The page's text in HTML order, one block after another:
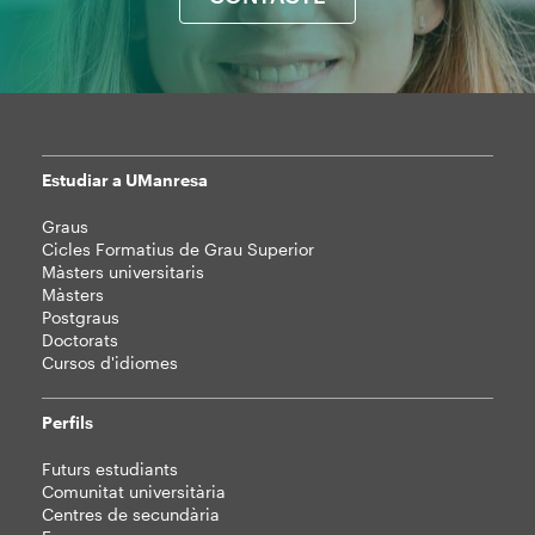
Mapa
web
Estudiar a UManresa
Graus
Cicles Formatius de Grau Superior
Màsters universitaris
Màsters
Postgraus
Doctorats
Cursos d'idiomes
Perfils
Futurs estudiants
Comunitat universitària
Centres de secundària